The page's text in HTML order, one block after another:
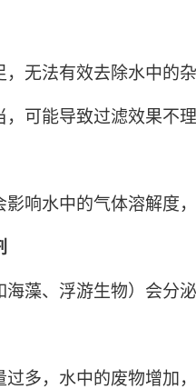
无法有效去除水中的
可能导致过滤效果不
响水中的气体溶解度
藻、浮游生物）会分
多，水中的废物增加